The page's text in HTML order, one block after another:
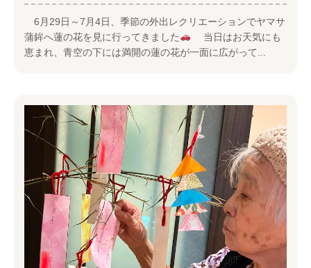
6月29日～7月4日、季節の外出レクリエーションでヤマサ
蒲鉾へ蓮の花を見に行ってきました
当日はお天気にも
恵まれ、青空の下には満開の蓮の花が一面に広がって...